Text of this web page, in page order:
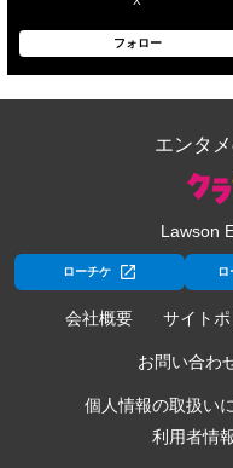
フォロー
エンタ
Lawson
ローチケ ロ
会社概要 サイト
お問い合わ
個人情報の取扱い
利用者情